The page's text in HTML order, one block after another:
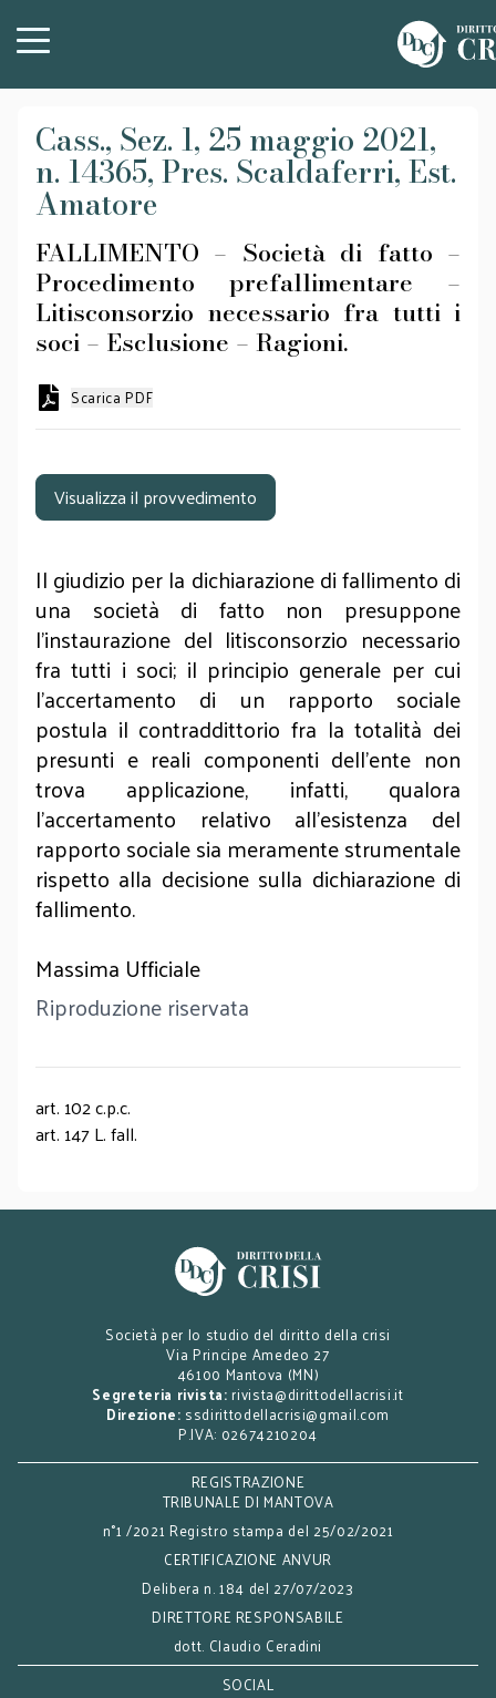
Cass., Sez. 1, 25 maggio 2021,
n. 14365, Pres. Scaldaferri, Est.
Amatore
FALLIMENTO – Società di fatto –
Procedimento prefallimentare –
Litisconsorzio necessario fra tutti i
soci – Esclusione – Ragioni.
Scarica PDF
Visualizza il provvedimento
Il giudizio per la dichiarazione di fallimento di
una società di fatto non presuppone
l’instaurazione del litisconsorzio necessario
fra tutti i soci; il principio generale per cui
l’accertamento di un rapporto sociale
postula il contraddittorio fra la totalità dei
presunti e reali componenti dell’ente non
trova applicazione, infatti, qualora
l’accertamento relativo all’esistenza del
rapporto sociale sia meramente strumentale
rispetto alla decisione sulla dichiarazione di
fallimento.
Massima Ufficiale
Riproduzione riservata
art. 102 c.p.c.
art. 147 L. fall.
Società per lo studio del diritto della crisi
Via Principe Amedeo 27
46100 Mantova (MN)
Segreteria rivista: rivista@dirittodellacrisi.it
Direzione: ssdirittodellacrisi@gmail.com
P.IVA: 02674210204
REGISTRAZIONE
TRIBUNALE DI MANTOVA
n°1 /2021 Registro stampa del 25/02/2021
CERTIFICAZIONE ANVUR
Delibera n. 184 del 27/07/2023
DIRETTORE RESPONSABILE
dott. Claudio Ceradini
SOCIAL